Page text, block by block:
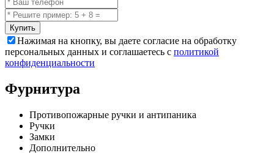
Купить
Нажимая на кнопку, вы даете согласие на обработку
персональных данных и соглашаетесь с политикой
конфиденциальности
Фурнитура
Противопожарные ручки и антипаника
Ручки
Замки
Дополнительно